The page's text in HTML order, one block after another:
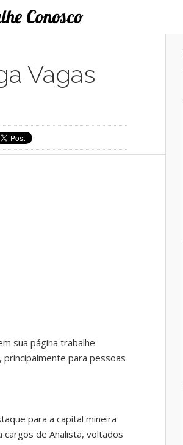
Conosco
Vagas
sua página trabalhe
para pessoas
para a capital mineira
de Analista, voltados